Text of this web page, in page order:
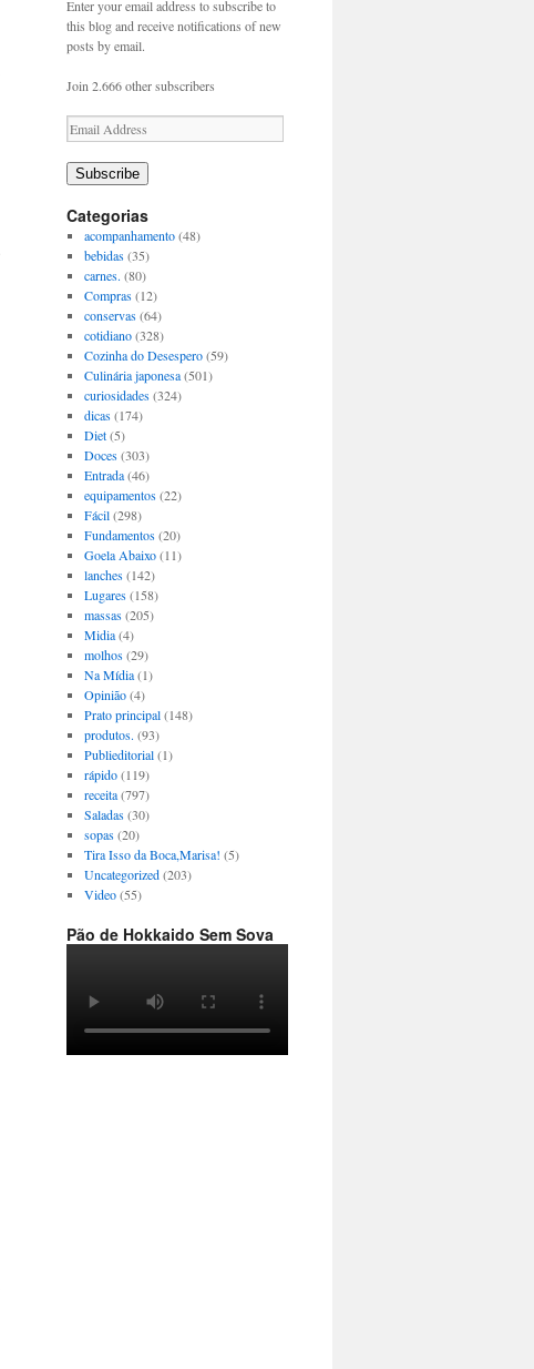
Enter your email address to subscribe to
this blog and receive notifications of new
posts by email.
Join 2.666 other subscribers
Email
Address
Subscribe
Categorias
acompanhamento(48)
bebidas(35)
carnes. (80)
Compras(12)
conservas(64)
cotidiano(328)
Cozinha do Desespero(59)
Culinária japonesa(501)
curiosidades(324)
dicas(174)
Diet(5)
Doces(303)
Entrada(46)
equipamentos(22)
Fácil(298)
Fundamentos(20)
Goela Abaixo(11)
lanches(142)
Lugares(158)
massas(205)
Midia(4)
molhos(29)
Na Mídia(1)
Opinião(4)
Prato principal(148)
produtos. (93)
Publieditorial(1)
rápido(119)
receita(797)
Saladas(30)
sopas(20)
Tira Isso da Boca,Marisa! (5)
Uncategorized(203)
Video(55)
Pão de Hokkaido Sem Sova